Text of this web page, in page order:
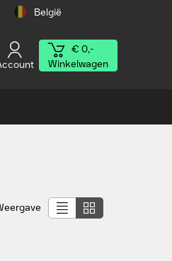
België
€ 0,-
Winkelwagen